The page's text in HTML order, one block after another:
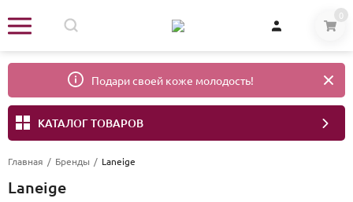
0
Подари своей коже молодость!
КАТАЛОГ ТОВАРОВ
Главная / Бренды / Laneige
Laneige